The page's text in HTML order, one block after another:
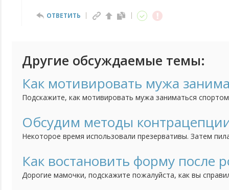
ОТВЕТИТЬ
Другие обсуждаемые темы:
Как мотивировать мужа
Подскажите, как мотивировать мужа заниматься
работаем, но я всегда нахожу пару часов для спорт зала,
работе или придумывает еще какие-то оправдания. Я
Обсудим методы
Некоторое время использовали презервативы. Затем
поставила простую Т-образную спираль. После того как
проблемы по "женской части", гинеколог рекомендует
систему...
Как востановить форму после
Дорогие мамочки, подскажите пожалуйста, как вы